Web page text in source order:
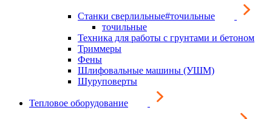
Станки сверлильные#точильные
точильные
Техника для работы с грунтами и бетоном
Триммеры
Фены
Шлифовальные машины (УШМ)
Шуруповерты
Тепловое оборудование